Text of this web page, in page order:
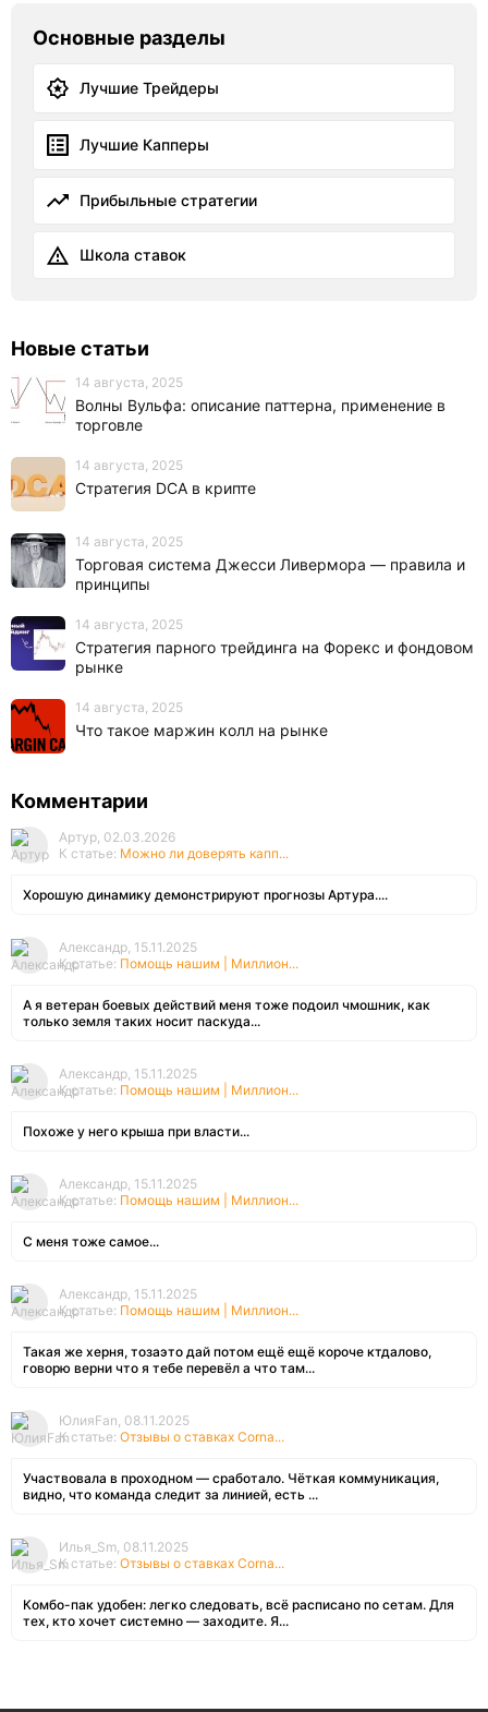
Основные разделы
Лучшие Трейдеры
Лучшие Капперы
Прибыльные стратегии
Школа ставок
Новые статьи
14 августа, 2025
Волны Вульфа: описание паттерна, применение в
торговле
14 августа, 2025
Стратегия DCA в крипте
14 августа, 2025
Торговая система Джесси Ливермора — правила и
принципы
14 августа, 2025
Стратегия парного трейдинга на Форекс и фондовом
рынке
14 августа, 2025
Что такое маржин колл на рынке
Комментарии
Артур, 02.03.2026
К статье: Можно ли доверять капп...
Хорошую динамику демонстрируют прогнозы Артура....
Александр, 15.11.2025
К статье: Помощь нашим | Миллион...
А я ветеран боевых действий меня тоже подоил чмошник, как
только земля таких носит паскуда...
Александр, 15.11.2025
К статье: Помощь нашим | Миллион...
Похоже у него крыша при власти...
Александр, 15.11.2025
К статье: Помощь нашим | Миллион...
С меня тоже самое...
Александр, 15.11.2025
К статье: Помощь нашим | Миллион...
Такая же херня, тозаэто дай потом ещё ещё короче ктдалово,
говорю верни что я тебе перевёл а что там...
ЮлияFan, 08.11.2025
К статье: Отзывы о ставках Corna...
Участвовала в проходном — сработало. Чёткая коммуникация,
видно, что команда следит за линией, есть ...
Илья_Sm, 08.11.2025
К статье: Отзывы о ставках Corna...
Комбо-пак удобен: легко следовать, всё расписано по сетам. Для
тех, кто хочет системно — заходите. Я...